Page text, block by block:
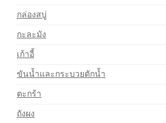
กล่องสบู่
กะละมัง
เก้าอี้
ขันน้ำและกระบวยตักน้ำ
ตะกร้า
ถังผง